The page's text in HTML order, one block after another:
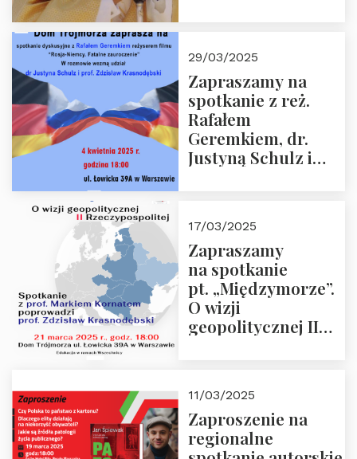
29/03/2025
Zapraszamy na
spotkanie z reż.
Rafałem
Geremkiem, dr.
Justyną Schulz i
“Rosja-Niemcy…”
17/03/2025
Zapraszamy
na spotkanie
pt. „Międzymorze”.
O wizji
geopolitycznej II
i prof.
Krasnodębski
11/03/2025
Zaproszenie na
regionalne